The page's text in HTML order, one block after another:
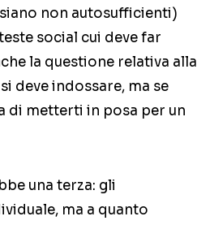
non autosufficienti)
social cui deve far
la questione relativa alla
deve indossare, ma se
di metterti in posa per un
una terza: gli
ma a quanto